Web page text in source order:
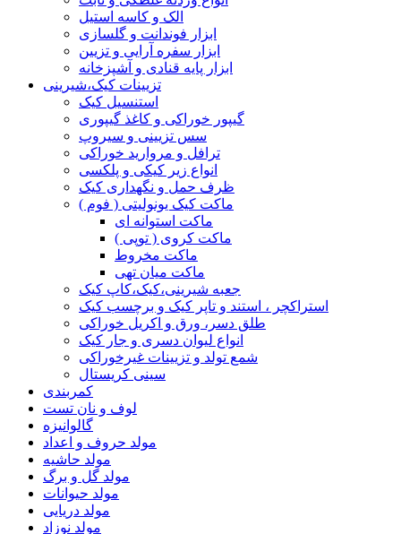
الک و کاسه استیل
ابزار فوندانت و گلسازی
ابزار سفره آرایی و تزیین
ابزار پایه قنادی و آشپزخانه
تزیینات کیک،شیرینی
استنسیل کیک
گیپور خوراکی و کاغذ گیپوری
سس تزیینی و سیروپ
ترافل و مروارید خوراکی
انواع زیر کیکی و پلکسی
ظرف حمل و نگهداری کیک
ماکت کیک یونولیتی ( فوم )
ماکت استوانه ای
ماکت کروی ( توپی )
ماکت مخروط
ماکت میان تهی
جعبه شیرینی،کیک،کاپ کیک
استراکچر ، استند و تاپر کیک و برچسب کیک
طلق دسر، ورق و اکریل خوراکی
انواع لیوان دسری و جار کیک
شمع تولد و تزیینات غیرخوراکی
سینی کریستال
کمربندی
لوف و نان تست
گالوانیزه
مولد حروف و اعداد
مولد حاشیه
مولد گل و برگ
مولد حیوانات
مولد دریایی
مولد نوزاد